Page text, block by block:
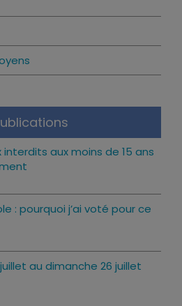
interdits aux moins de 15 ans
: pourquoi j’ai voté pour ce
au dimanche 26 juillet